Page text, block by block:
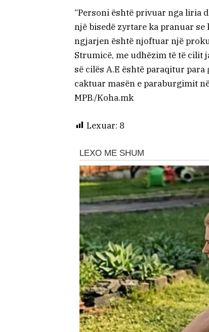
“Personi është privuar nga liria
një bisedë zyrtare ka pranuar
ngjarjen është njoftuar një
Strumicë, me udhëzim të të cilit
së cilës A.E është paraqitur
caktuar masën e paraburgimit
MPB./Koha.mk
Lexuar: 8